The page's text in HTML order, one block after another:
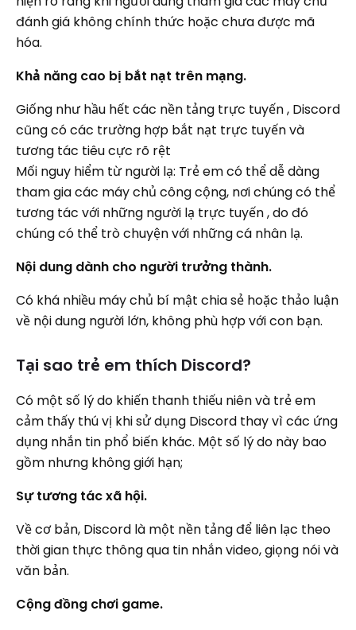
đánh giá không chính thức hoặc chưa được mã
hóa.
Khả năng cao bị bắt nạt trên mạng.
Giống như hầu hết các nền tảng trực tuyến , Discord
cũng có các trường hợp bắt nạt trực tuyến và
tương tác tiêu cực rõ rệt
Mối nguy hiểm từ người lạ: Trẻ em có thể dễ dàng
tham gia các máy chủ công cộng, nơi chúng có thể
tương tác với những người lạ trực tuyến , do đó
chúng có thể trò chuyện với những cá nhân lạ.
Nội dung dành cho người trưởng thành.
Có khá nhiều máy chủ bí mật chia sẻ hoặc thảo luận
về nội dung người lớn, không phù hợp với con bạn.
Tại sao trẻ em thích Discord?
Có một số lý do khiến thanh thiếu niên và trẻ em
cảm thấy thú vị khi sử dụng Discord thay vì các ứng
dụng nhắn tin phổ biến khác. Một số lý do này bao
gồm nhưng không giới hạn;
Sự tương tác xã hội.
Về cơ bản, Discord là một nền tảng để liên lạc theo
thời gian thực thông qua tin nhắn video, giọng nói và
văn bản.
Cộng đồng chơi game.